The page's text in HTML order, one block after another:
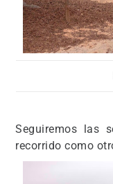
Seguiremos las
recorrido como